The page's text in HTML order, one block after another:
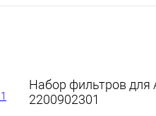
Набор фильтров для
2200902301